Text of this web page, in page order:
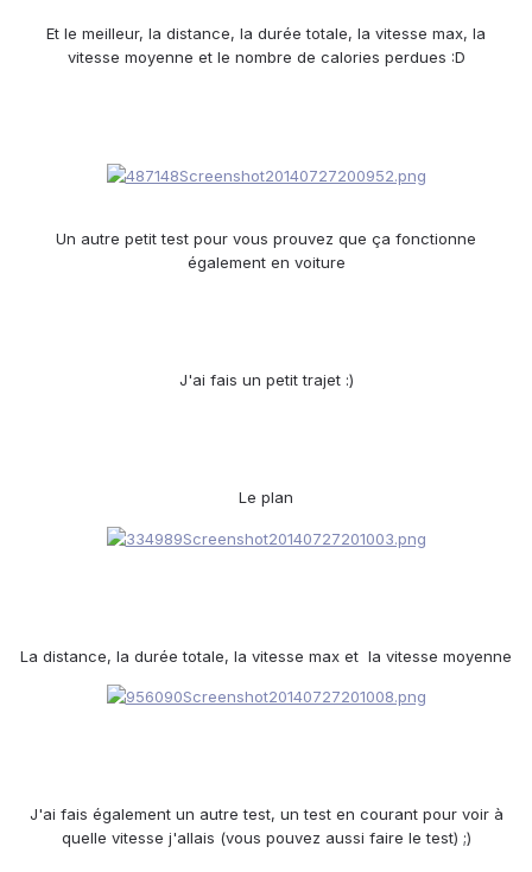
Et le meilleur, la distance, la durée totale, la vitesse max, la
vitesse moyenne et le nombre de calories perdues :D
Un autre petit test pour vous prouvez que ça fonctionne
également en voiture
J'ai fais un petit trajet :)
Le plan
La distance, la durée totale, la vitesse max et la vitesse moyenne
J'ai fais également un autre test, un test en courant pour voir à
quelle vitesse j'allais (vous pouvez aussi faire le test) ;)